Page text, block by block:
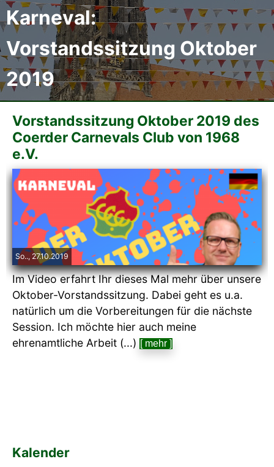
Fotoalben
Videos
Mitmachen
Sponsoren
Pressearchiv
Impressum
Karneval:
Vorstandssitzung Oktober
2019
Vorstandssitzung Oktober 2019 des
Coerder Carnevals Club von 1968
e.V.
So.., 27.10.2019
Im Video erfahrt Ihr dieses Mal mehr über unsere
Oktober-Vorstandssitzung. Dabei geht es u.a.
natürlich um die Vorbereitungen für die nächste
Session. Ich möchte hier auch meine
ehrenamtliche Arbeit (...) [ mehr ]
Kalender